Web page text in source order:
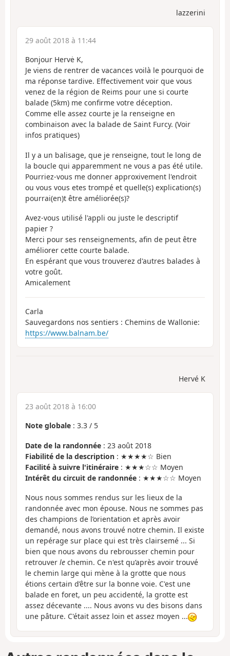
lazzerini
29 août 2018 à 11:44
Bonjour Hervė K,
Je viens de rentrer de vacances voilà le pourquoi de
ma réponse tardive. Effectivement voir que vous
venez de la région de Reims pour une si courte
balade (5km) me confirme votre déception.
Comme elle assez courte je la renseigne en
combinaison avec la balade de Saint Furcy. (Voir
infos pratiques)
Il y a un balisage, que je renseigne, tout le long de
la boucle qui apparemment ne vous a pas été utile.
Pourriez-vous me donner approxivement l'endroit
ou vous vous etes trompé et quelle(s) explication(s)
pourrai(en)t être améliorée(s)?
Avez-vous utilisé l'appli ou juste le descriptif
papier ?
Merci pour ses renseignements, afin de peut être
améliorer cette courte balade.
En espérant que vous trouverez d'autres balades à
votre goût.
Amicalement
Carla
Sauvegardons nos sentiers : Chemins de Wallonie:
https://www.balnam.be/
Hervé K
23 août 2018 à 16:00
Note globale : 3.3 / 5
Date de la randonnée : 23 août 2018
Fiabilité de la description : ★★★★☆ Bien
Facilité à suivre l'itinéraire : ★★★☆☆ Moyen
Intérêt du circuit de randonnée : ★★★☆☆ Moyen
Nous nous sommes rendus sur les lieux de la
randonnée avec mon épouse. Nous ne sommes pas
des champions de l’orientation et après avoir
demandé, nous avons trouvé notre chemin. Il existe
un repérage sur place qui est très clairsemé ... Si
bien que nous avons du rebrousser chemin pour
retrouver le chemin. Ce n'est qu’après avoir trouvé
le chemin large qui mène à la grotte que nous
étions certain d’être sur la bonne voie. C'est une
balade en foret, un peu accidenté, la grotte est
assez décevante .... Nous avons vu des bisons dans
une pâture. C'était assez loin et assez moyen ...